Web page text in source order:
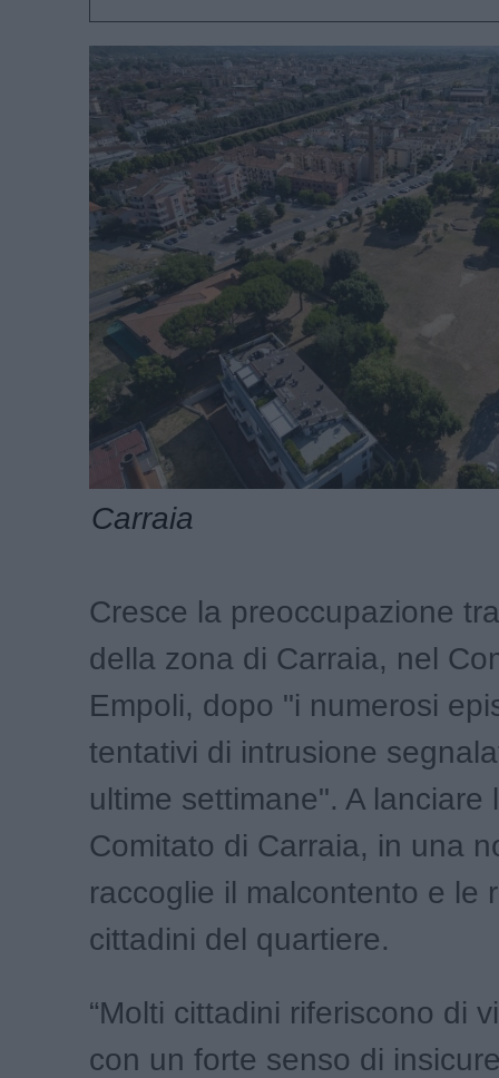
Carraia
Cresce la preoccupazione
della zona di Carraia, nel
Empoli, dopo "i numerosi
tentativi di intrusione
ultime settimane". A lanciare
Comitato di Carraia, in una
raccoglie il malcontento e le
cittadini del quartiere.
“Molti cittadini riferiscono di
con un forte senso di